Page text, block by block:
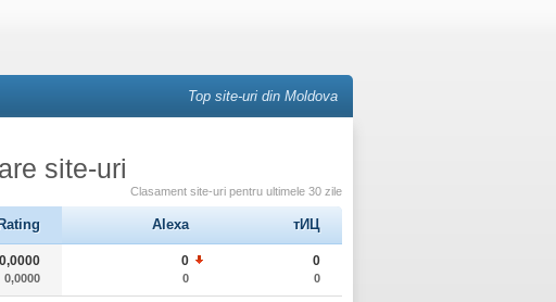
Top site-uri din Moldova
site-uri
Clasament site-uri pentru ultimele 30 zile
Alexa тИЦ
0,0000
0,0000
0
0
0
0